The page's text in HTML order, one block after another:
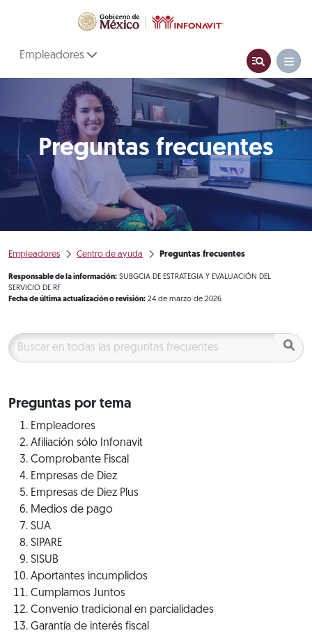
Empleadores
Preguntas frecuentes
Empleadores Centro de ayuda Preguntas frecuentes
Responsable de la información: SUBGCIA DE ESTRATEGIA Y EVALUACIÓN DEL
SERVICIO DE RF
Fecha de última actualización o revisión: 24 de marzo de 2026
Preguntas por tema
Empleadores
Afiliación sólo Infonavit
Comprobante Fiscal
Empresas de Diez
Empresas de Diez Plus
Medios de pago
SUA
SIPARE
SISUB
Aportantes incumplidos
Cumplamos Juntos
Convenio tradicional en parcialidades
Garantía de interés fiscal